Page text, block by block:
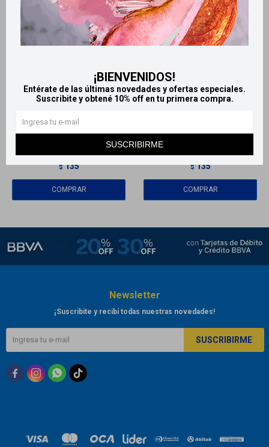
¡BIENVENIDOS!
Entérate de las últimas novedades y ofertas especiales.
Suscribite y obtené 10% off en tu primera compra.
SUSCRIBIRME
LlegaHOY
$ 135
Llega HOY
$ 135
Newsletter
¡Suscribite y recibí todas nuestras novedades!
SUSCRIBIRME
  